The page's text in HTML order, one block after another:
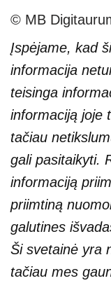
© MB
Įspėjame, kad
informacija
teisinga
informaciją joje
tačiau
gali pasitaikyti.
informaciją
priimtiną
galutines
Ši svetainė yra
tačiau mes